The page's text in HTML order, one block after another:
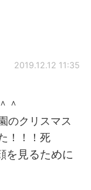
2019.12.12 11:35
＾
のクリスマス
！！！死
を見るために